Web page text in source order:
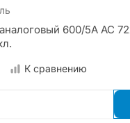
600/5А AC
К сравнению